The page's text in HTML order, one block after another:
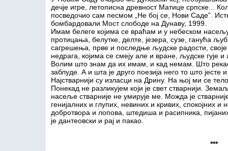
дечје игре, летописна древност Матице српске...
посведочио сам песмом „Не бој се, Нови Саде”.
бомбардовали Мост слободе на Дунаву, 1999.
Имам белеге којима се враћам и у небеском
протицања, белутке, делте, језера, сузе, ганућа
сагрешења, прве и последње људске радости,
недрага, којима се смеју але и вране, људске гује
Волим што знам да их имам, и кад немам. Што
заблуде. А и шта је друго поезија него то што јесте
Најстварнији су изласци на Дрину. На њој ми се
Понекад не разликујем који је свет стварнији.
насеље стварније не умирује ме. Можда је
генијалних и глупих, невиних и кривих, спокојних
добротвора и лопова, штедиша и расипника,
је дантеовски и рај и пакао.
***